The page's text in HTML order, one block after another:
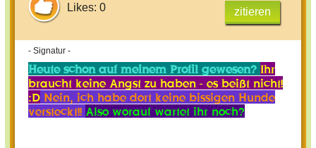
Likes: 0 zitieren
- Signatur -
Heute schon auf meinem Profil gewesen? Ihr
braucht keine Angst zu haben - es beißt nicht!
:D Nein, ich habe dort keine bissigen Hunde
versteckt!! Also worauf wartet ihr noch?